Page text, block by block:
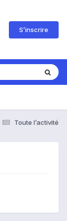
S’inscrire
Toute l’activité